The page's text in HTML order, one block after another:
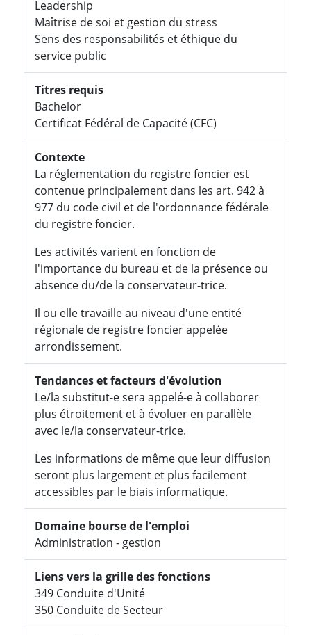
Leadership
Maîtrise de soi et gestion du stress
Sens des responsabilités et éthique du
service public
Titres requis
Bachelor
Certificat Fédéral de Capacité (CFC)
Contexte
La réglementation du registre foncier est
contenue principalement dans les art. 942 à
977 du code civil et de l'ordonnance fédérale
du registre foncier.
Les activités varient en fonction de
l'importance du bureau et de la présence ou
absence du/de la conservateur-trice.
Il ou elle travaille au niveau d'une entité
régionale de registre foncier appelée
arrondissement.
Tendances et facteurs d'évolution
Le/la substitut-e sera appelé-e à collaborer
plus étroitement et à évoluer en parallèle
avec le/la conservateur-trice.
Les informations de même que leur diffusion
seront plus largement et plus facilement
accessibles par le biais informatique.
Domaine bourse de l'emploi
Administration - gestion
Liens vers la grille des fonctions
349 Conduite d'Unité
350 Conduite de Secteur